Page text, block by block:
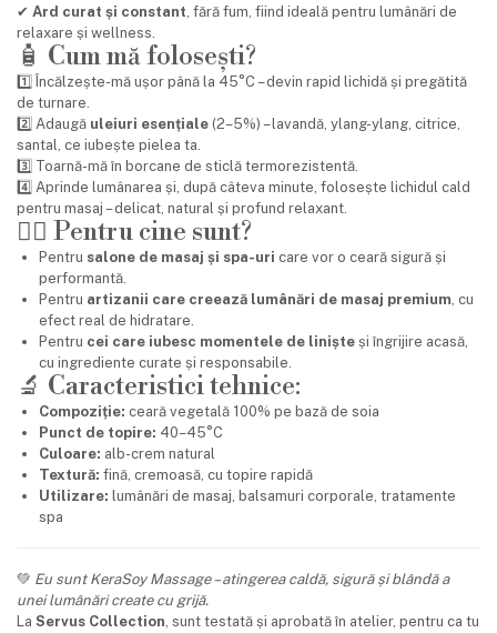
✔ Ard curat și constant, fără fum, fiind ideală pentru lumânări de
relaxare și wellness.
🧴 Cum mă folosești?
1️⃣ Încălzește-mă ușor până la 45°C – devin rapid lichidă și pregătită
de turnare.
2️⃣ Adaugă uleiuri esențiale (2–5%) – lavandă, ylang-ylang, citrice,
santal, ce iubește pielea ta.
3️⃣ Toarnă-mă în borcane de sticlă termorezistentă.
4️⃣ Aprinde lumânarea și, după câteva minute, folosește lichidul cald
pentru masaj – delicat, natural și profund relaxant.
💆‍♀️ Pentru cine sunt?
Pentru salone de masaj și spa-uri care vor o ceară sigură și
performantă.
Pentru artizanii care creează lumânări de masaj premium, cu
efect real de hidratare.
Pentru cei care iubesc momentele de liniște și îngrijire acasă,
cu ingrediente curate și responsabile.
🔬 Caracteristici tehnice:
Compoziție: ceară vegetală 100% pe bază de soia
Punct de topire: 40–45°C
Culoare: alb-crem natural
Textură: fină, cremoasă, cu topire rapidă
Utilizare: lumânări de masaj, balsamuri corporale, tratamente
spa
💚 Eu sunt KeraSoy Massage – atingerea caldă, sigură și blândă a
unei lumânări create cu grijă.
La Servus Collection, sunt testată și aprobată în atelier, pentru ca tu